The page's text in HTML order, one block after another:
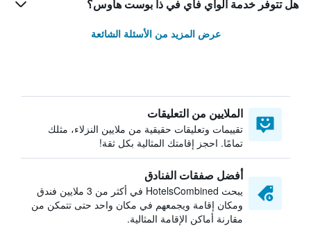
هل تتوفر خدمة الواي فاي في ذا بوست هاوس؟
عرض المزيد من الأسئلة الشائعة
الملايين من التعليقات
تقييمات وتعليقات حقيقية من ملايين النزلاء، مثلك
تمامًا. احجز إقامتك المثالية بكل ثقة!
أفضل صفقات الفنادق
يبحث HotelsCombined في أكثر من 3 ملايين فندق
ومكان إقامة ويجمعهم في مكان واحد حتى تتمكن من
مقارنة أماكن الإقامة المثالية.